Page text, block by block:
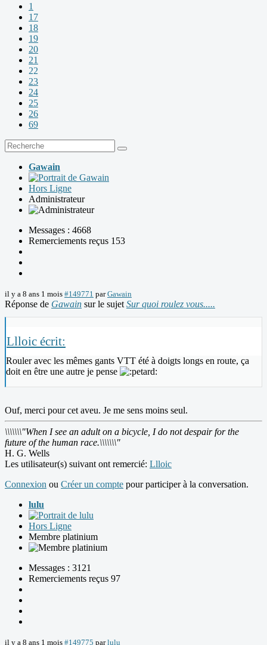
1
17
18
19
20
21
22
23
24
25
26
69
Gawain
Hors Ligne
Administrateur
Messages : 4668
Remerciements reçus 153
il y a 8 ans 1 mois #149771 parGawain
Réponse de Gawain sur le sujet Sur quoi roulez vous.....
Llloic écrit:
Rouler avec les mêmes gants VTT été à doigts longs en route, ça
doit en être une autre je pense
Ouf, merci pour cet aveu. Je me sens moins seul.
\\\\\\\"When I see an adult on a bicycle, I do not despair for the
future of the human race.\\\\\\\"
H. G. Wells
Les utilisateur(s) suivant ont remercié: Llloic
Connexion ou Créer un compte pour participer à la conversation.
lulu
Hors Ligne
Membre platinium
Messages : 3121
Remerciements reçus 97
il y a 8 ans 1 mois #149775 parlulu